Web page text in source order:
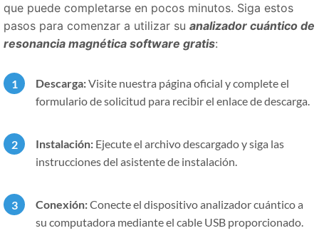
que puede completarse en pocos minutos. Siga estos
pasos para comenzar a utilizar su analizador cuántico de
resonancia magnética software gratis:
Descarga:Visite nuestra página oficial y complete el
formulario de solicitud para recibir el enlace de descarga.
Instalación: Ejecute el archivo descargado y siga las
instrucciones del asistente de instalación.
Conexión:Conecte el dispositivo analizador cuántico a
su computadora mediante el cable USB proporcionado.